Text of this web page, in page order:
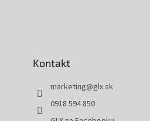
Kontakt
marketing@glx.sk
0918 594 850